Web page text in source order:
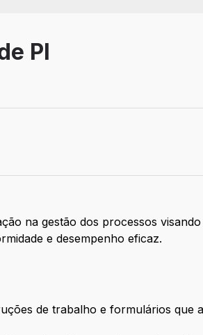
Pl
na gestão dos processos
e desempenho eficaz.
de trabalho e formulários que